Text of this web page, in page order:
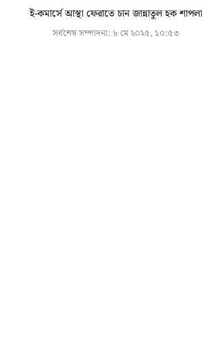
ই-কমার্সে আস্থা ফেরাতে চান জান্নাতুল হক শাপলা
সর্বশেষ সম্পাদনা: ৮ মে ২০২৫, ১০:৫৩